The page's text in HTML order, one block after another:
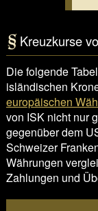
Kreuzkurse
Die folgende
isländischen
europäischen
von ISK nicht nur
gegenüber dem
Schweizer
Währungen
Zahlungen und